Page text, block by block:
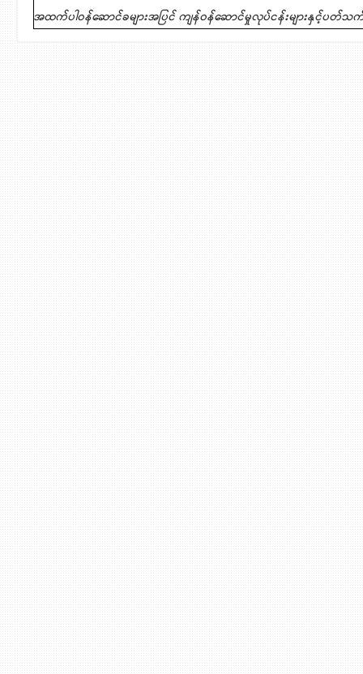
အထက်ပါဝန်ဆောင်ခများအပြင် ကျန်ဝန်ဆောင်မှုလုပ်ငန်းများနှင့်ပတ်